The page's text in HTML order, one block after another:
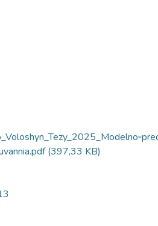
(397,33 KB)